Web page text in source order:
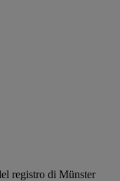
registro di Münster